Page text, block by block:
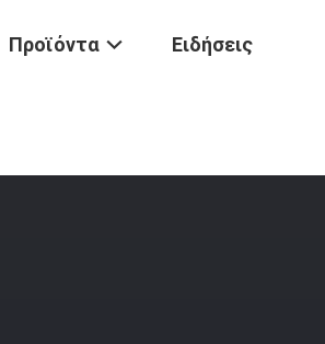
Προϊόντα Ειδήσεις